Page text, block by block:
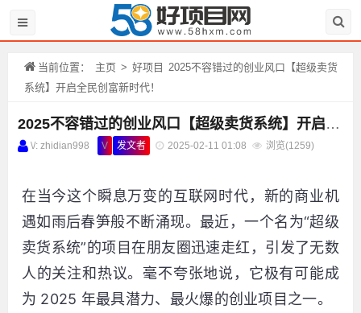
当前位置： 主页 > 好项目 2025不容错过的创业风口【超级卖货
系统】开启全民创富新时代！
2025不容错过的创业风口【超级卖货系统】开启全民创富新时代！
\/: zhidian998 V 发文者 2025-02-11 01:08 浏览(1259)
在当今这个瞬息万变的互联网时代，新的商业机
遇如雨后春笋般不断涌现。最近，一个名为“超级
卖货系统”的项目在朋友圈迅速走红，引发了无数
人的关注和热议。毫不夸张地说，它极有可能成
为 2025 年最具潜力、最火爆的创业项目之一。